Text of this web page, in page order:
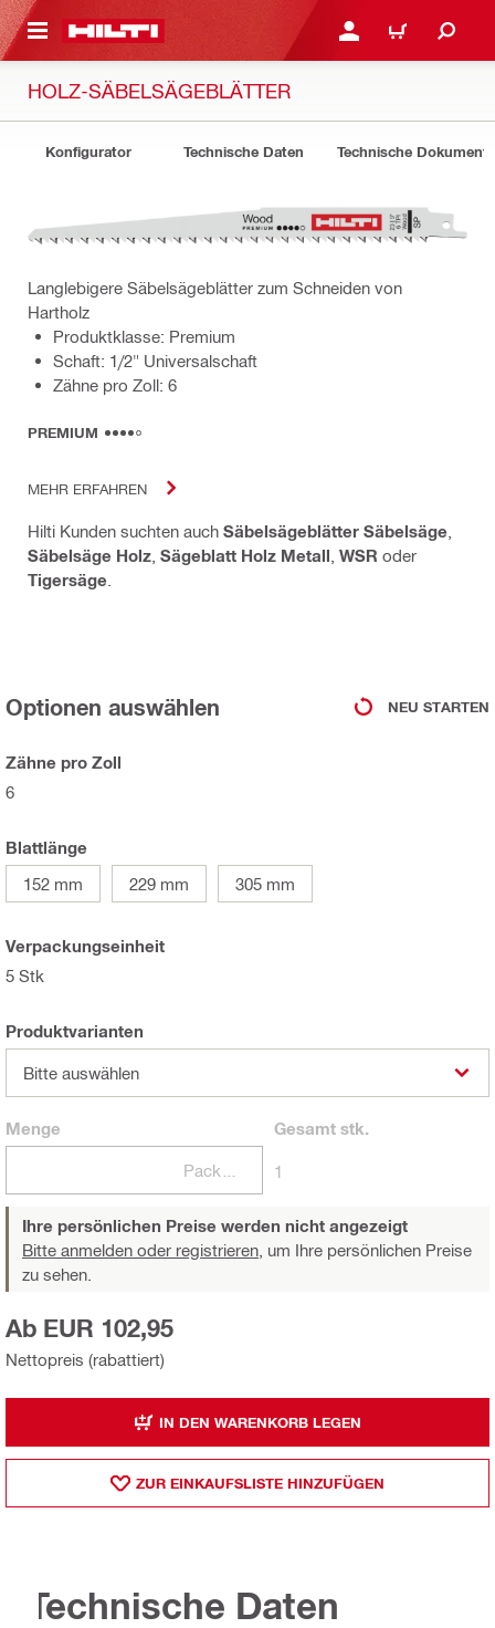
ANMELDEN ODER
WARENKORB
HOLZ-SÄBELSÄGEBLÄTTER
Konfigurator Technische Daten Technische Dokumente
Langlebigere Säbelsägeblätter zum Schneiden von
Hartholz
Produktklasse: Premium
Schaft: 1/2" Universalschaft
Zähne pro Zoll: 6
PREMIUM
MEHR ERFAHREN
Hilti Kunden suchten auch Säbelsägeblätter Säbelsäge
Säbelsäge Holz Sägeblatt Holz Metall WSR oder
Tigersäge
Optionen auswählen NEU STARTEN
Zähne pro Zoll
6
Blattlänge
152 mm
229 mm 305 mm
Verpackungseinheit
5 Stk
Produktvarianten
Bitte auswählen
Menge Gesamtstk.
1
Ihre persönlichen Preise werden nicht angezeigt
Bitte anmelden oder registrieren, um Ihre persönlichen Preise
zu sehen.
Nettopreis (rabattiert)
Ab EUR 102,95
IN DEN WARENKORB LEGEN
ZUR EINKAUFSLISTE HINZUFÜGEN
Technische Daten